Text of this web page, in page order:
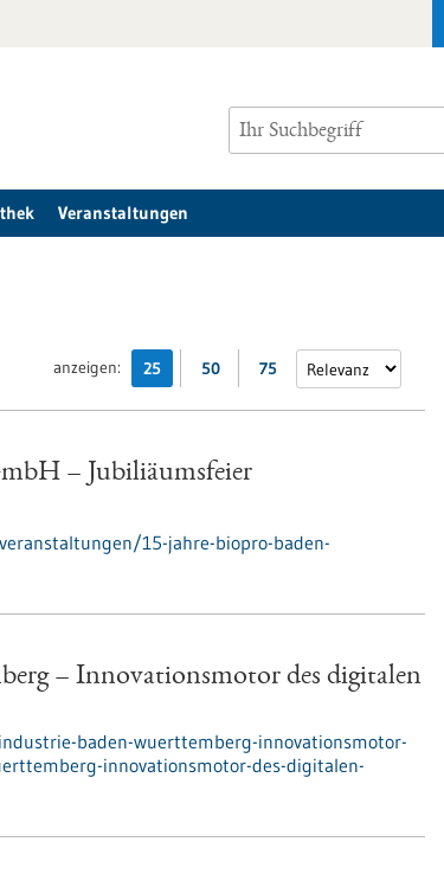
Veranstaltungen
anzeigen: 25 50 75
– Jubiliäumsfeier
15-jahre-biopro-baden-
– Innovationsmotor des digitalen
baden-wuerttemberg-innovationsmotor-
innovationsmotor-des-digitalen-